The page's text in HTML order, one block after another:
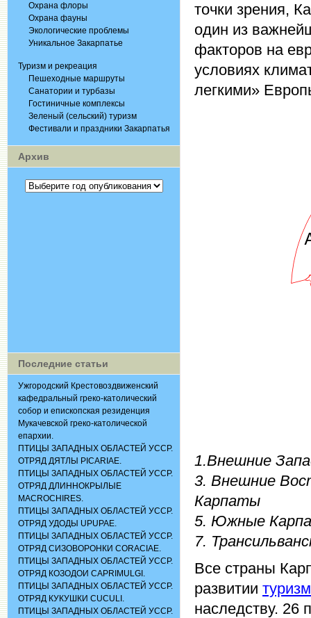
Охрана флоры
Охрана фауны
Экологические проблемы
Уникальное Закарпатье
Туризм и рекреация
Пешеходные маршруты
Санатории и турбазы
Гостиничные комплексы
Зеленый (сельский) туризм
Фестивали и праздники Закарпатья
Архив
Последние статьи
Ужгородский Крестовоздвиженский
кафедральный греко-католический
собор и епископская резиденция
Мукачевской греко-католической
епархии.
ПТИЦЫ ЗАПАДНЫХ ОБЛАСТЕЙ УССР.
ОТРЯД ДЯТЛЫ PICARIAE.
ПТИЦЫ ЗАПАДНЫХ ОБЛАСТЕЙ УССР.
ОТРЯД ДЛИННОКРЫЛЫЕ
MACROCHIRES.
ПТИЦЫ ЗАПАДНЫХ ОБЛАСТЕЙ УССР.
ОТРЯД УДОДЫ UPUPAE.
ПТИЦЫ ЗАПАДНЫХ ОБЛАСТЕЙ УССР.
ОТРЯД СИЗОВОРОНКИ CORACIАЕ.
ПТИЦЫ ЗАПАДНЫХ ОБЛАСТЕЙ УССР.
ОТРЯД КОЗОДОИ CAPRIMULGI.
ПТИЦЫ ЗАПАДНЫХ ОБЛАСТЕЙ УССР.
ОТРЯД КУКУШКИ CUCULI.
ПТИЦЫ ЗАПАДНЫХ ОБЛАСТЕЙ УССР.
точки зрения,
один из
факторов на
условиях
легкими»
1.Внешние
3. Внешние
Карпаты
5. Южные
7.
Все страны
развитии
наследству. 26